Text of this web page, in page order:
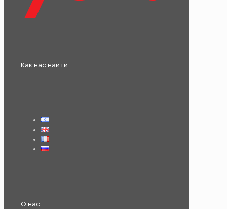
Как нас найти
О нас